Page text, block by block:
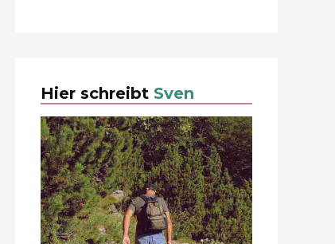
Hier schreibt Sven